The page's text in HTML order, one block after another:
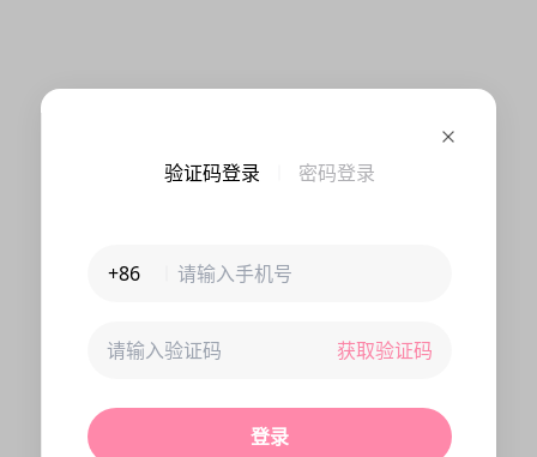
验证码登录 密码登录
+86
获取验证码
登录
未连接到服务器,刷新一下试试